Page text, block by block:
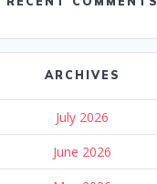
ARCHIVES
July 2026
June 2026